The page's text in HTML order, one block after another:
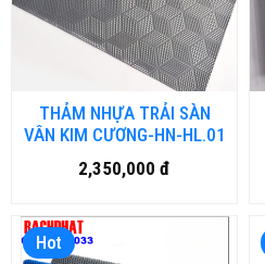
THẢM NHỰA TRẢI SÀN
VÂN KIM CƯƠNG-HN-HL.01
2,350,000 đ
Hot